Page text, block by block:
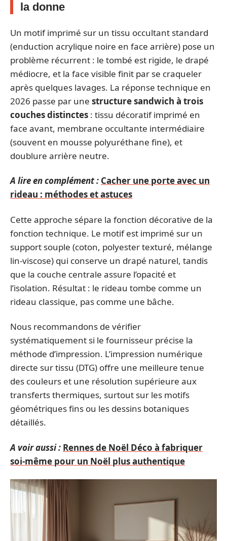
la donne
Un motif imprimé sur un tissu occultant standard
(enduction acrylique noire en face arrière) pose un
problème récurrent : le tombé est rigide, le drapé
médiocre, et la face visible finit par se craqueler
après quelques lavages. La réponse technique en
2026 passe par une structure sandwich à trois
couches distinctes : tissu décoratif imprimé en
face avant, membrane occultante intermédiaire
(souvent en mousse polyuréthane fine), et
doublure arrière neutre.
A lire en complément : Cacher une porte avec un
rideau : méthodes et astuces
Cette approche sépare la fonction décorative de la
fonction technique. Le motif est imprimé sur un
support souple (coton, polyester texturé, mélange
lin-viscose) qui conserve un drapé naturel, tandis
que la couche centrale assure l’opacité et
l’isolation. Résultat : le rideau tombe comme un
rideau classique, pas comme une bâche.
Nous recommandons de vérifier
systématiquement si le fournisseur précise la
méthode d’impression. L’impression numérique
directe sur tissu (DTG) offre une meilleure tenue
des couleurs et une résolution supérieure aux
transferts thermiques, surtout sur les motifs
géométriques fins ou les dessins botaniques
détaillés.
A voir aussi : Rennes de Noël Déco à fabriquer
soi-même pour un Noël plus authentique